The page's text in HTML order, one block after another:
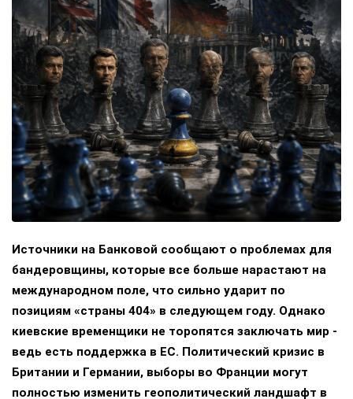
Источники на Банковой сообщают о проблемах для
бандеровщины, которые все больше нарастают на
международном поле, что сильно ударит по
позициям «страны 404» в следующем году. Однако
киевские временщики не торопятся заключать мир -
ведь есть поддержка в ЕС. Политический кризис в
Британии и Германии, выборы во Франции могут
полностью изменить геополитический ландшафт в